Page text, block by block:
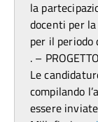
la
docenti per
per il
. –
Le
compilando
essere